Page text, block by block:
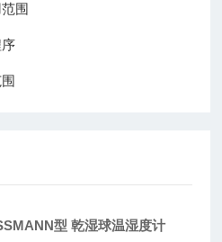
围
型 乾湿球温湿度计